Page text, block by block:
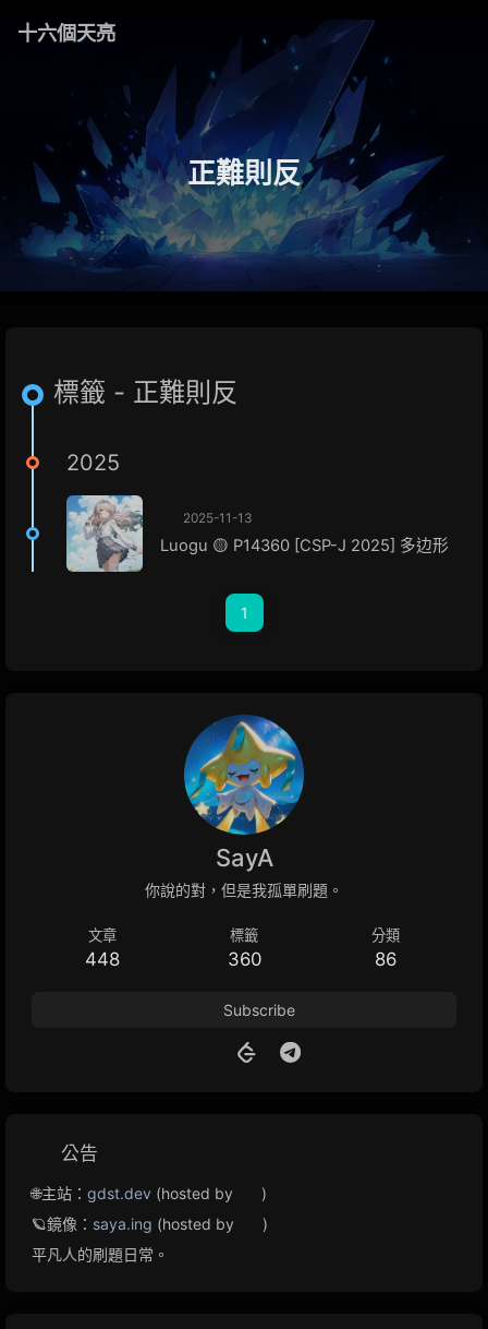
十六個天亮
正難則反
標籤 - 正難則反
2025
2025-11-13
Luogu 🟡 P14360 [CSP-J 2025] 多边形
1
SayA
你說的對，但是我孤單刷題。
文章
448
標籤
360
分類
86
Subscribe
公告
🌐主站： gdst.dev (hosted by
)
🪐鏡像： saya.ing (hosted by
)
平凡人的刷題日常。